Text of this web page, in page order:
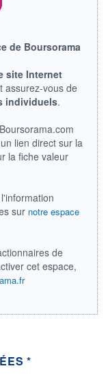
+ LISTE
de Boursorama
site Internet
assurez-vous de
individuels.
lien direct sur la
la fiche valeur
sur notre espace
de
cet espace,
*